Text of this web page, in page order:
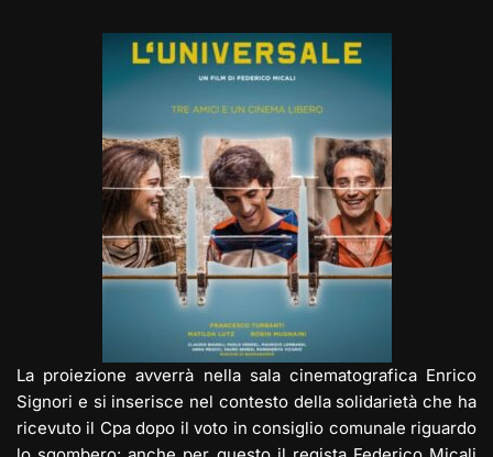
e
gr
a
m
st
o
d
o
n
at
s
A
p
p
c
e
b
o
o
k
ai
l
p
y
Li
n
k
La proiezione avverrà nella sala cinematografica Enrico
Signori e si inserisce nel contesto della solidarietà che ha
ricevuto il Cpa dopo il voto in consiglio comunale riguardo